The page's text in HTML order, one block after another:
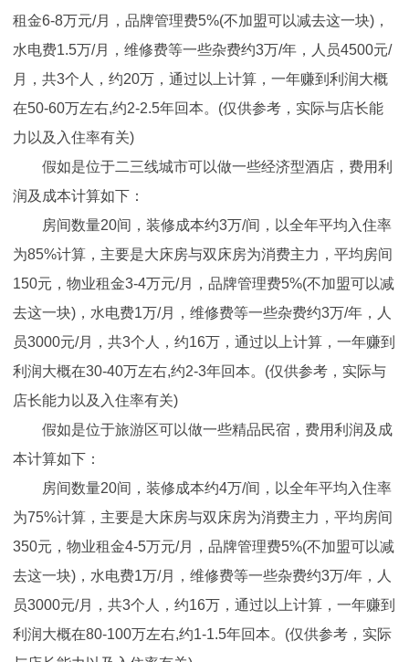
租金6-8万元/月，品牌管理费5%(不加盟可以减去这一块)，
水电费1.5万/月，维修费等一些杂费约3万/年，人员4500元/
月，共3个人，约20万，通过以上计算，一年赚到利润大概
在50-60万左右,约2-2.5年回本。(仅供参考，实际与店长能
力以及入住率有关)
假如是位于二三线城市可以做一些经济型酒店，费用利
润及成本计算如下：
房间数量20间，装修成本约3万/间，以全年平均入住率
为85%计算，主要是大床房与双床房为消费主力，平均房间
150元，物业租金3-4万元/月，品牌管理费5%(不加盟可以减
去这一块)，水电费1万/月，维修费等一些杂费约3万/年，人
员3000元/月，共3个人，约16万，通过以上计算，一年赚到
利润大概在30-40万左右,约2-3年回本。(仅供参考，实际与
店长能力以及入住率有关)
假如是位于旅游区可以做一些精品民宿，费用利润及成
本计算如下：
房间数量20间，装修成本约4万/间，以全年平均入住率
为75%计算，主要是大床房与双床房为消费主力，平均房间
350元，物业租金4-5万元/月，品牌管理费5%(不加盟可以减
去这一块)，水电费1万/月，维修费等一些杂费约3万/年，人
员3000元/月，共3个人，约16万，通过以上计算，一年赚到
利润大概在80-100万左右,约1-1.5年回本。(仅供参考，实际